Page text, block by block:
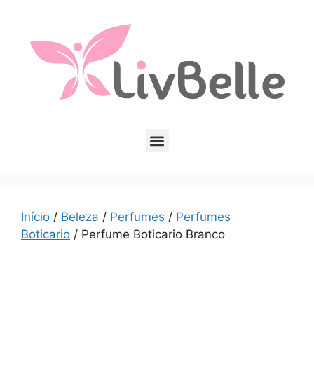
Início / Beleza / Perfumes / Perfumes
Boticario / Perfume Boticario Branco